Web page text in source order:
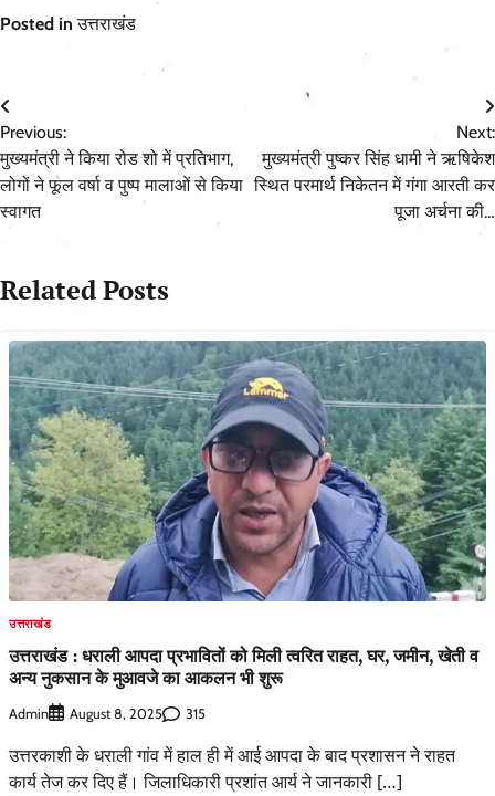
Posted inउत्तराखंड
Post
navigation
Previous:
मुख्यमंत्री ने किया रोड शो में प्रतिभाग,
लोगों ने फूल वर्षा व पुष्प मालाओं से किया
स्वागत
Next:
मुख्यमंत्री पुष्कर सिंह धामी ने ऋषिकेश
स्थित परमार्थ निकेतन में गंगा आरती कर
पूजा अर्चना की…
Related Posts
उत्तराखंड
उत्तराखंड : धराली आपदा प्रभावितों को मिली त्वरित राहत, घर, जमीन, खेती व
अन्य नुकसान के मुआवजे का आकलन भी शुरू
Admin August 8, 2025 315
उत्तरकाशी के धराली गांव में हाल ही में आई आपदा के बाद प्रशासन ने राहत
कार्य तेज कर दिए हैं। जिलाधिकारी प्रशांत आर्य ने जानकारी […]